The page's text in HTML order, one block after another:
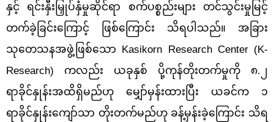
နှင့် ရင်းနှီးမြှုပ်နှံမှုဆိုင်ရာ စက်ပစ္စည်းများ တင်သွင်းမှုမြင့်
တက်ခဲ့ခြင်းကြောင့် ဖြစ်ကြောင်း သိရပါသည်။ အခြား
သုတေသနအဖွဲ့ဖြစ်သော Kasikorn Research Center (K-
Research) ကလည်း ယခုနှစ် ပို့ကုန်တိုးတက်မှုကို ၈.၂
ရာခိုင်နှုန်းအထိရှိမည်ဟု မျှော်မှန်းထားပြီး ယခင်က ၁
ရာခိုင်နှုန်းကျော်သာ တိုးတက်မည်ဟု ခန့်မှန်းခဲ့ကြောင်း သိရ